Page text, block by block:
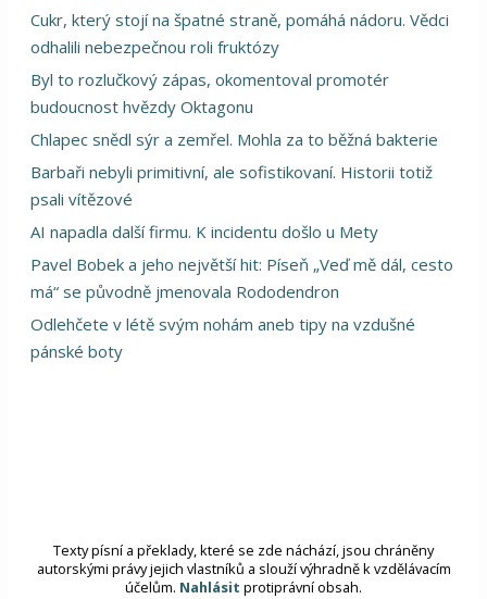
Cukr, který stojí na špatné straně, pomáhá nádoru. Vědci
odhalili nebezpečnou roli fruktózy
Byl to rozlučkový zápas, okomentoval promotér
budoucnost hvězdy Oktagonu
Chlapec snědl sýr a zemřel. Mohla za to běžná bakterie
Barbaři nebyli primitivní, ale sofistikovaní. Historii totiž
psali vítězové
AI napadla další firmu. K incidentu došlo u Mety
Pavel Bobek a jeho největší hit: Píseň „Veď mě dál, cesto
má“ se původně jmenovala Rododendron
Odlehčete v létě svým nohám aneb tipy na vzdušné
pánské boty
Texty písní a překlady, které se zde náchází, jsou chráněny
autorskými právy jejich vlastníků a slouží výhradně k vzdělávacím
účelům. Nahlásit protiprávní obsah.